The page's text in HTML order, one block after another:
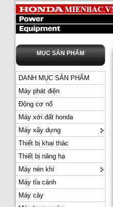
MỤC SẢN PHẨM
DANH MỤC SẢN PHẨM
Máy phát điện
Động cơ nổ
Máy xới đất honda
Máy xây dựng
Thiết bị khai thác
Thiết bị nâng hạ
Máy nén khí
Máy tỉa cành
Máy cày